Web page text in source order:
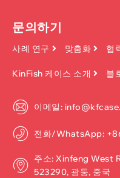
문의하기
사례 연구 맞춤화 협
KinFish 케이스 소개 블
이메일:
전화/WhatsApp:
주소: Xinfeng West
523290, 광둥, 중국